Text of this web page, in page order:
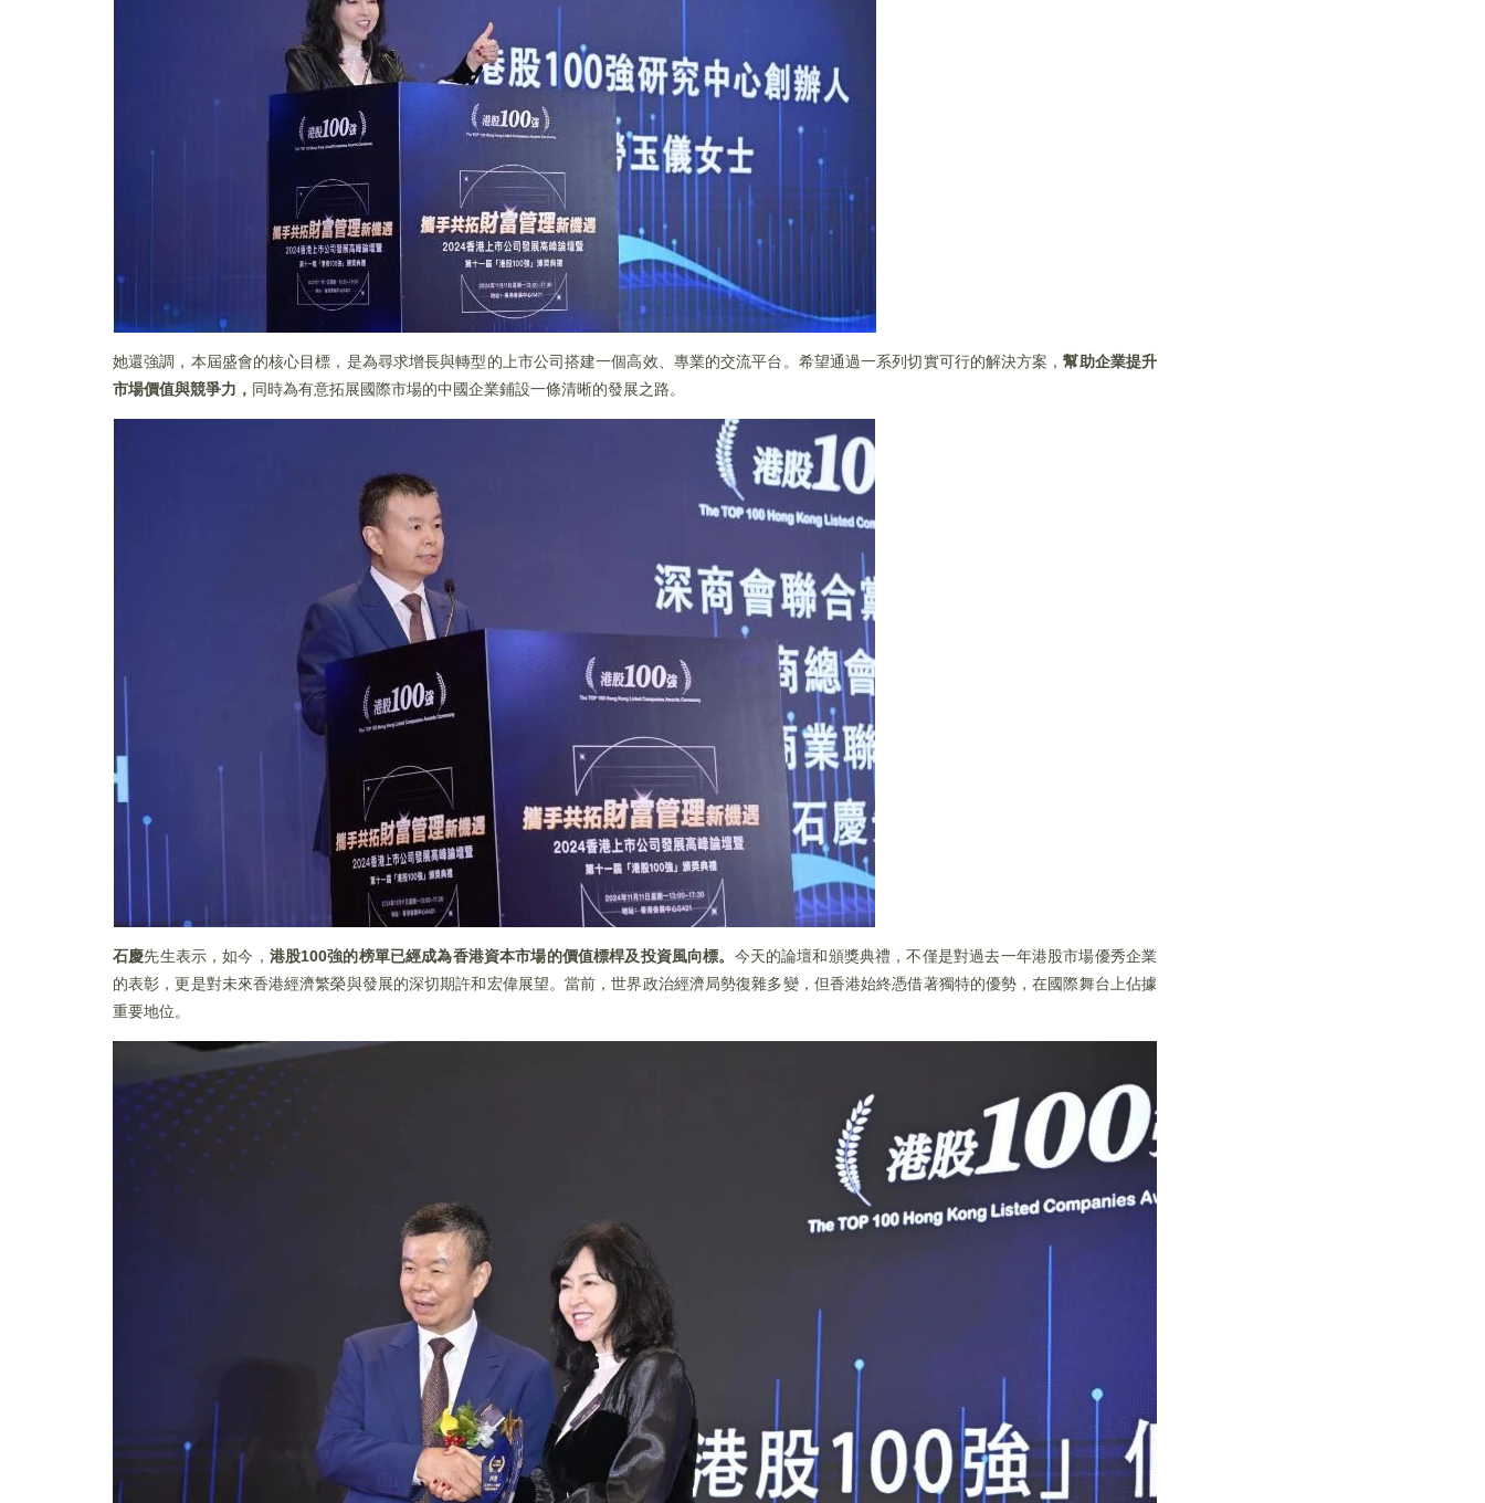
她還強調，本屆盛會的核心目標，是為尋求增長與轉型的上市公司搭建一個高效、專業的交流平台。希望通過一系列切實可行的解決方案，幫助企業提升
市場價值與競爭力， 同時為有意拓展國際市場的中國企業鋪設一條清晰的發展之路。
石慶先生表示，如今， 港股100強的榜單已經成為香港資本市場的價值標桿及投資風向標。 今天的論壇和頒獎典禮，不僅是對過去一年港股市場優秀企業
的表彰，更是對未來香港經濟繁榮與發展的深切期許和宏偉展望。當前，世界政治經濟局勢復雜多變，但香港始終憑借著獨特的優勢，在國際舞台上佔據
重要地位。